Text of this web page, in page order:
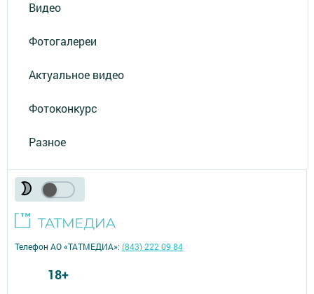
Видео
Фотогалереи
Актуальное видео
Фотоконкурс
Разное
Телефон АО «ТАТМЕДИА»:(843) 222 09 84
18+